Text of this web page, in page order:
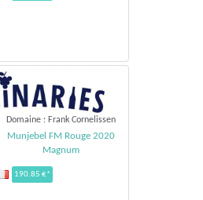
Domaine : Frank Cornelissen
Munjebel FM Rouge 2020
Magnum
190.85 €*